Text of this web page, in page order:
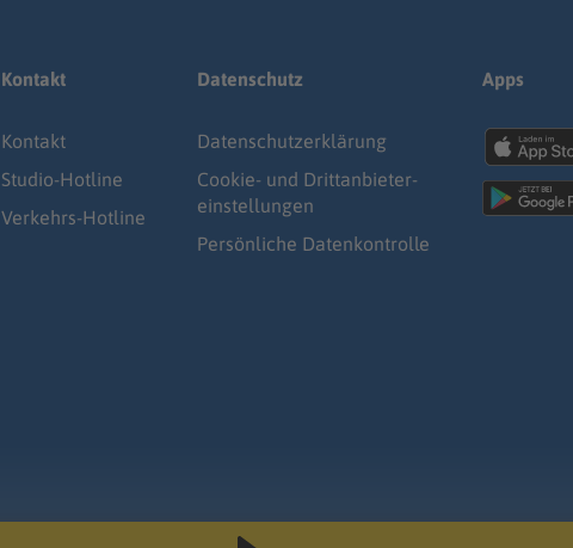
Kontakt
Kontakt
Studio-Hotline
Verkehrs-Hotline
Datenschutz
Datenschutz­erklärung
Cookie- und Drittanbieter-
einstellungen
Persönliche Datenkontrolle
Apps